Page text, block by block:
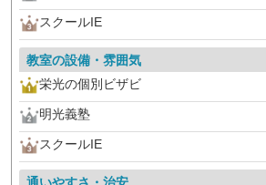
スクールIE
教室の設備・雰囲気
栄光の個別ビザビ
明光義塾
スクールIE